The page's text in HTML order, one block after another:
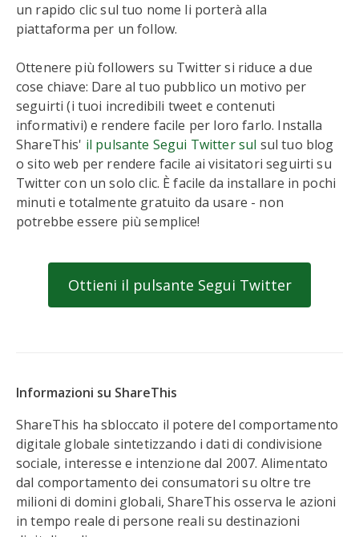
un rapido clic sul tuo nome li porterà alla
piattaforma per un follow.
Ottenere più followers su Twitter si riduce a due
cose chiave: Dare al tuo pubblico un motivo per
seguirti (i tuoi incredibili tweet e contenuti
informativi) e rendere facile per loro farlo. Installa
ShareThis' il pulsante Segui Twitter sul sul tuo blog
o sito web per rendere facile ai visitatori seguirti su
Twitter con un solo clic. È facile da installare in pochi
minuti e totalmente gratuito da usare - non
potrebbe essere più semplice!
Ottieni il pulsante Segui Twitter
Informazioni su ShareThis
ShareThis ha sbloccato il potere del comportamento
digitale globale sintetizzando i dati di condivisione
sociale, interesse e intenzione dal 2007. Alimentato
dal comportamento dei consumatori su oltre tre
milioni di domini globali, ShareThis osserva le azioni
in tempo reale di persone reali su destinazioni